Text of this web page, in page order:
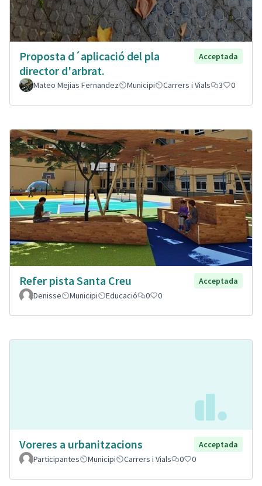
Proposta d´aplicació del pla
director d'arbrat.
Acceptada
Mateo Mejias Fernandez Municipi Carrers i Vials 3 0
Refer pista Santa Creu
Acceptada
Denisse
Municipi Educació 0 0
Voreres a urbanitzacions
Acceptada
Participantes
Municipi Carrers i Vials 0 0